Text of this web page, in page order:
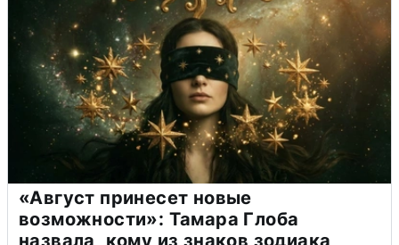
«Август принесет новые
возможности»: Тамара Глоба
назвала, кому из знаков зодиака